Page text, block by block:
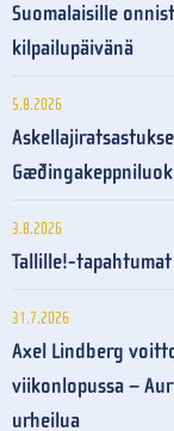
Suomalaisille
kilpailupäivänä
5.8.2026
3.8.2026
Tallille!-
31.7.2026
Axel Lindberg
viikonlopussa –
urheilua